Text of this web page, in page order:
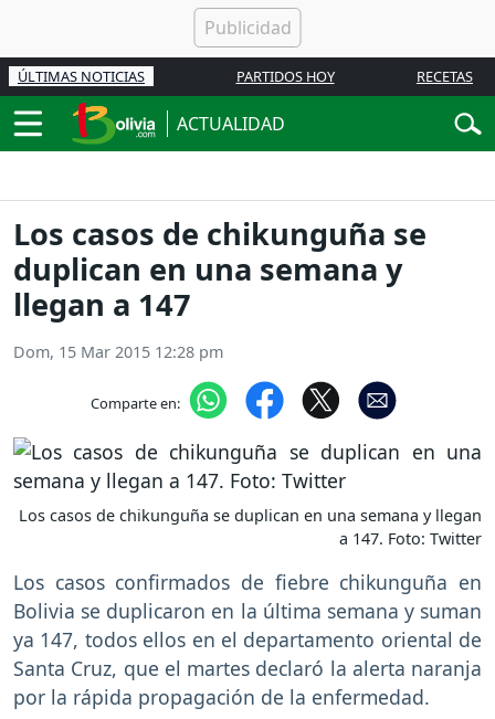
ÚLTIMAS NOTICIAS PARTIDOS HOY RECETAS
ACTUALIDAD
Los casos de chikunguña se
duplican en una semana y
llegan a 147
Dom, 15 Mar 2015 12:28 pm
Comparte en:
Los casos de chikunguña se duplican en una semana y llegan
a 147. Foto: Twitter
Los casos confirmados de fiebre chikunguña en
Bolivia se duplicaron en la última semana y suman
ya 147, todos ellos en el departamento oriental de
Santa Cruz, que el martes declaró la alerta naranja
por la rápida propagación de la enfermedad.